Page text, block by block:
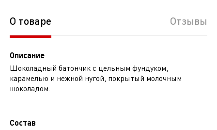
О товаре Отзывы
Описание
Шоколадный батончик с цельным фундуком,
карамелью и нежной нугой, покрытый молочным
шоколадом.
Состав